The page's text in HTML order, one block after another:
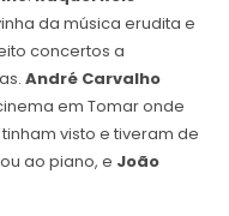
da música erudita e
concertos a
André Carvalho
em Tomar onde
visto e tiveram de
ao piano, e João